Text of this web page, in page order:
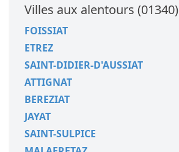
Villes aux alentours (01340)
FOISSIAT
ETREZ
SAINT-DIDIER-D'AUSSIAT
ATTIGNAT
BEREZIAT
JAYAT
SAINT-SULPICE